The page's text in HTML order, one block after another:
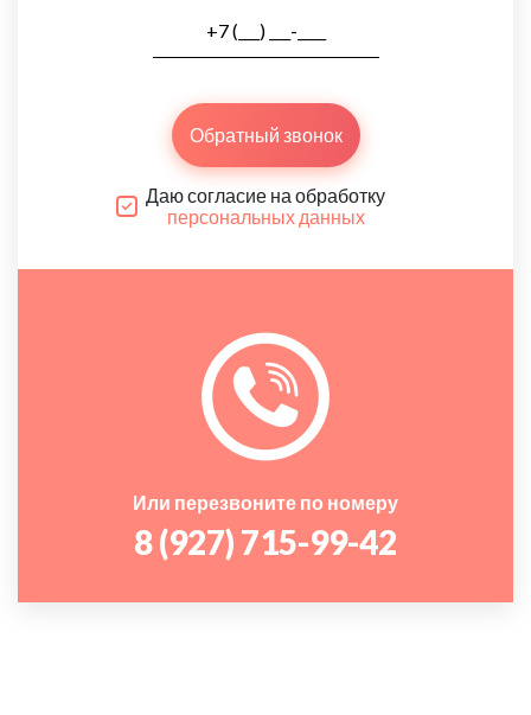
Обратный звонок
Даю согласие на обработку
персональных данных
Или перезвоните по номеру
8 (927) 715-99-42